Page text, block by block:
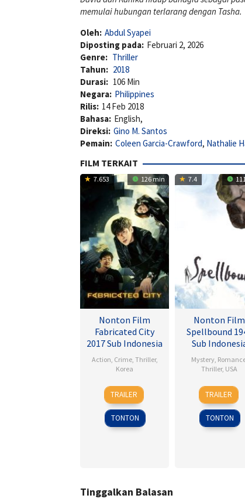
memulai hubungan terlarang dengan Tasha.
Oleh: Abdul Syapei
Diposting pada: Februari 2, 2026
Genre: Thriller
Tahun: 2018
Durasi: 106 Min
Negara: Philippines
Rilis: 14 Feb 2018
Bahasa: English,
Direksi: Gino M. Santos
Pemain: Coleen Garcia-Crawford, Nathalie
FILM TERKAIT
7.653 126 min
Nonton Film
Fabricated City
2017 Sub Indonesia
Action Crime, Thriller,
Korea
9
Feb
2017
Lee
Hu-
bin
TRAILER
TONTON
7.4
Nonton Film
Spellbound
Sub
Mystery,
Thriller, USA
8
Nov
1945
Alfred
TRAILER
TONTON
Tinggalkan Balasan